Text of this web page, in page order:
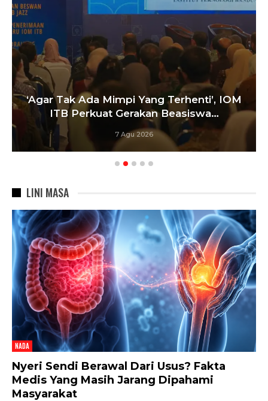
‘Agar Tak Ada Mimpi Yang Terhenti’, IOM
ITB Perkuat Gerakan Beasiswa…
7 Agu 2026
LINI MASA
NADA
Nyeri Sendi Berawal Dari Usus? Fakta
Medis Yang Masih Jarang Dipahami
Masyarakat